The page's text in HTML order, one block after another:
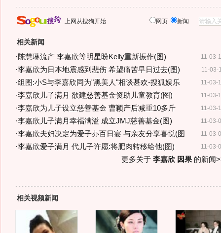
上网从搜狗开始 网页 新闻
相关新闻
11-03-
·陈慧琳流产 李嘉欣等明星盼Kelly重新振作(图)
11-03-
·李嘉欣为日本地震感到悲伤 希望痛苦早日过去(图)
11-03-
·组图:小S与李嘉欣同为"黑美人"相谈甚欢-搜狐娱乐
11-03-
·李嘉欣儿子满月 欲建慈善基金资助儿童教育(图)
11-03-
·李嘉欣为儿子设立慈善基金 曹颖产后减重10多斤
11-03-
·李嘉欣儿子满月幸福满溢 成立JMJ慈善基金(图)
11-03-
·李嘉欣夫妇决定为爱子办百日宴 与亲友分享喜悦(图
11-03-
·李嘉欣爱子满月 代儿子许愿:将肥肉转移给他(图)
更多关于 李嘉欣 因果的新闻
相关视频新闻